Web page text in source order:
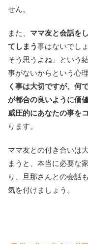
せん。
また、 ママ友と会話を
てしまう事はないでし
そう思うよね」という
事がないからという心
く事は大切ですが、何
が都合の良いように価
威圧的にあなたの事を
ります。
ママ友との付き合いは
まうと、本当に必要な
り、旦那さんとの会話
気を付けましょう。